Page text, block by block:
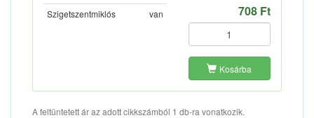
Szigetszentmiklós
van 708 Ft
Kosárba
A feltüntetett ár az adott cikkszámból 1 db-ra vonatkozik.